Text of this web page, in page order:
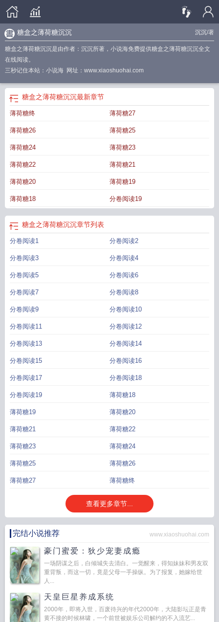
沉沉/著
糖盒之薄荷糖沉沉
糖盒之薄荷糖沉沉是由作者：沉沉所著，小说海免费提供糖盒之薄荷糖沉沉全文
在线阅读。
三秒记住本站：小说海 网址：www.xiaoshuohai.com
糖盒之薄荷糖沉沉最新章节
薄荷糖终 薄荷糖27
薄荷糖26 薄荷糖25
薄荷糖24 薄荷糖23
薄荷糖22 薄荷糖21
薄荷糖20 薄荷糖19
薄荷糖18 分卷阅读19
糖盒之薄荷糖沉沉章节列表
分卷阅读1 分卷阅读2
分卷阅读3 分卷阅读4
分卷阅读5 分卷阅读6
分卷阅读7 分卷阅读8
分卷阅读9 分卷阅读10
分卷阅读11 分卷阅读12
分卷阅读13 分卷阅读14
分卷阅读15 分卷阅读16
分卷阅读17 分卷阅读18
分卷阅读19 薄荷糖18
薄荷糖19 薄荷糖20
薄荷糖21 薄荷糖22
薄荷糖23 薄荷糖24
薄荷糖25 薄荷糖26
薄荷糖27 薄荷糖终
查看更多章节...
完结小说推荐 www.xiaoshuohai.com
豪门蜜爱：狄少宠妻成瘾
一场阴谋之后，白倾城失去清白。一觉醒来，得知妹妹和男友双
重背叛，而这一切，竟是父母一手操纵。为了报复，她嫁给世
人...
天皇巨星养成系统
2000年，即将入世，百废待兴的年代2000年，大陆影坛正是青
黄不接的时候林啸，一个前世被娱乐公司解约的不入流艺...